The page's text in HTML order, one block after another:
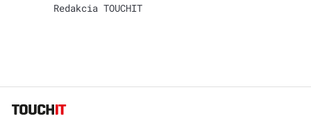
Redakcia TOUCHIT